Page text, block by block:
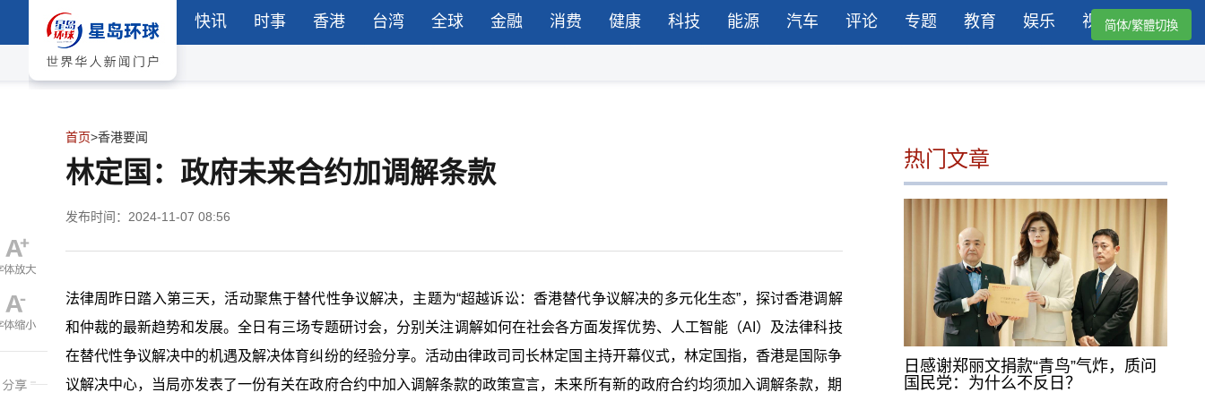
快讯 时事 香港 台湾 全球 金融 消费 健康 科技 能源 汽车 评论 专题 教育 娱乐 视频简体/繁體切換
首页>香港要闻
林定国：政府未来合约加调解条款
发布时间：2024-11-07 08:56
法律周昨日踏入第三天，活动聚焦于替代性争议解决，主题为“超越诉讼：香港替代争议解决的多元化生态”，探讨香港调解
和仲裁的最新趋势和发展。全日有三场专题研讨会，分别关注调解如何在社会各方面发挥优势、人工智能（AI）及法律科技
在替代性争议解决中的机遇及解决体育纠纷的经验分享。活动由律政司司长林定国主持开幕仪式，林定国指，香港是国际争
议解决中心，当局亦发表了一份有关在政府合约中加入调解条款的政策宣言，未来所有新的政府合约均须加入调解条款，期
热门文章
日感谢郑丽文捐款“青鸟”气炸，质问
国民党：为什么不反日？